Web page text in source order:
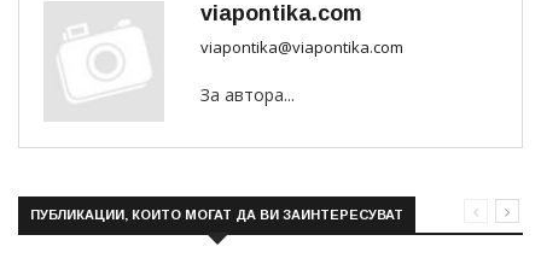
viapontika.com
viapontika@viapontika.com
За автора...
ПУБЛИКАЦИИ, КОИТО МОГАТ ДА ВИ ЗАИНТЕРЕСУВАТ